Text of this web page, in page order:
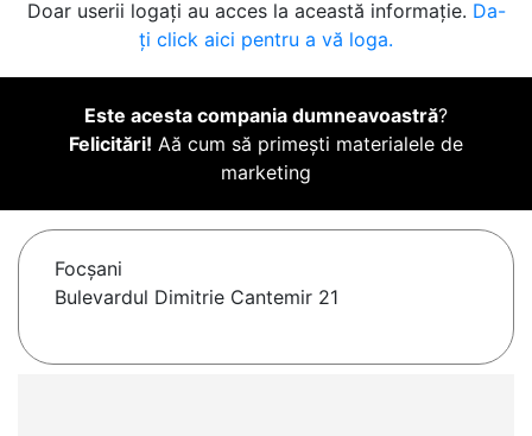
Doar userii logați au acces la această informație. Da-
ți click aici pentru a vă loga.
Este acesta compania dumneavoastră?
Felicitări! Aă cum să primești materialele de
marketing
Focşani
Bulevardul Dimitrie Cantemir 21